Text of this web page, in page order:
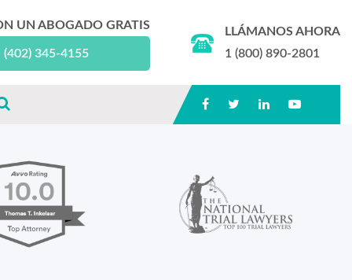
UN ABOGADO GRATIS
(402) 345-4155
LLÁMANOS AHORA
1 (800) 890-2801